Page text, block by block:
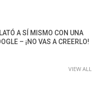
A SÍ MISMO CON UNA
– ¡NO VAS A CREERLO!
VIEW ALL